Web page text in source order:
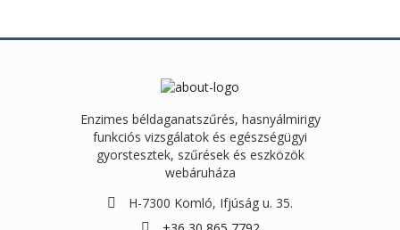
Enzimes béldaganatszűrés, hasnyálmirigy
funkciós vizsgálatok és egészségügyi
gyorstesztek, szűrések és eszközök
webáruháza
H-7300 Komló, Ifjúság u. 35.